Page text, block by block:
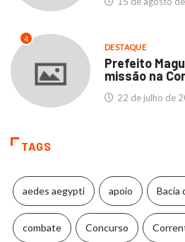
4
DESTAQUE
Prefeito
missão na
22 de julho de
TAGS
aedes aegypti apoio Bacia
combate Concurso